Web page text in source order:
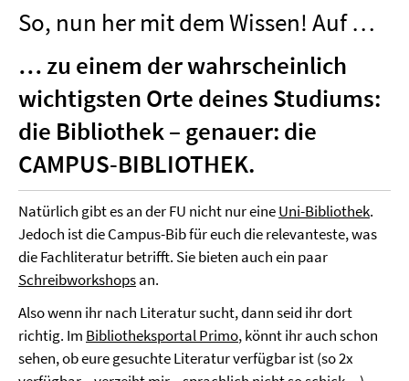
So, nun her mit dem Wissen! Auf …
… zu einem der wahrscheinlich
wichtigsten Orte deines Studiums:
die Bibliothek – genauer: die
CAMPUS-BIBLIOTHEK.
Natürlich gibt es an der FU nicht nur eineUni-Bibliothek.
Jedoch ist die Campus-Bib für euch die relevanteste, was
die Fachliteratur betrifft. Sie bieten auch ein paar
Schreibworkshopsan.
Also wenn ihr nach Literatur sucht, dann seid ihr dort
richtig. Im Bibliotheksportal Primo, könnt ihr auch schon
sehen, ob eure gesuchte Literatur verfügbar ist (so 2x